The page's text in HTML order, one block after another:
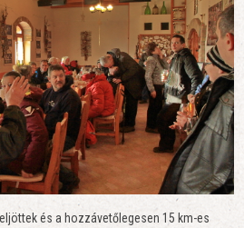
és a hozzávetőlegesen 15 km-es